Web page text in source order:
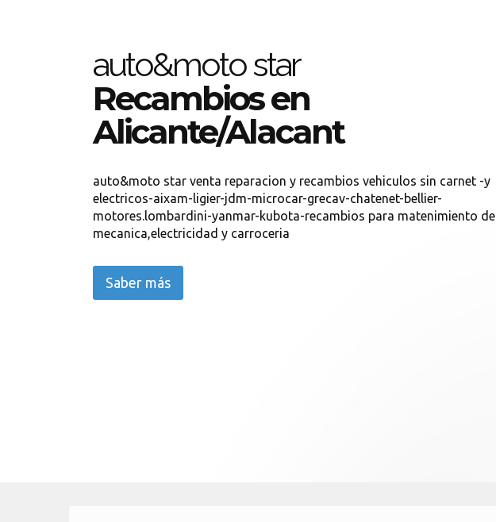
auto&moto star
Recambios en
Alicante/Alacant
auto&moto star venta reparacion y recambios vehiculos sin carnet -y
electricos-aixam-ligier-jdm-microcar-grecav-chatenet-bellier-
motores.lombardini-yanmar-kubota-recambios para matenimiento de
mecanica,electricidad y carroceria
Saber más